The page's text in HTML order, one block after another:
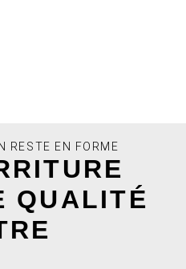
RESTE EN FORME
QUALITÉ